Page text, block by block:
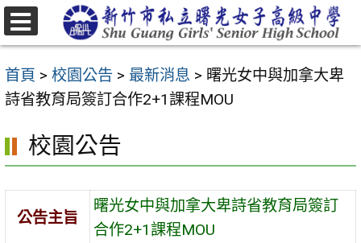
跳
至
要
內
區
首頁 > 校園公告 > 最新消息 > 曙光女中與加拿大卑
詩省教育局簽訂合作2+1課程MOU
校園公告
公告主旨
曙光女中與加拿大卑詩省教育局簽訂
合作2+1課程MOU
選
單